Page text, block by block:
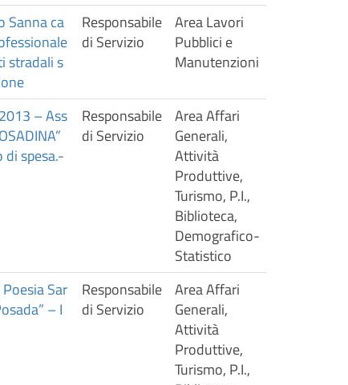
Sanna ca
stradali s
Responsabile
di Servizio
Area Lavori
Pubblici e
Manutenzioni
– Ass
di spesa.-
Responsabile
di Servizio
Area Affari
Generali,
Attività
Produttive,
Turismo, P.I.,
Biblioteca,
Demografico-
Statistico
Sar
– I
Responsabile
di Servizio
Area Affari
Generali,
Attività
Produttive,
Turismo, P.I.,